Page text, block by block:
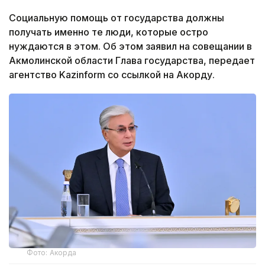
Социальную помощь от государства должны
получать именно те люди, которые остро
нуждаются в этом. Об этом заявил на совещании в
Акмолинской области Глава государства, передает
агентство Kazinform со ссылкой на Акорду.
Фото: Акорда